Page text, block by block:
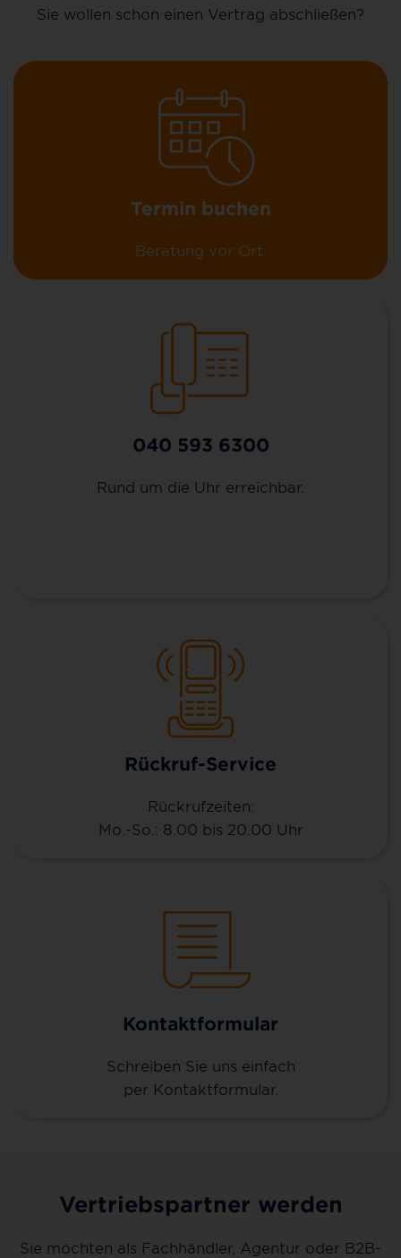
Sie wollen schon einen Vertrag abschließen?
Termin buchen
Beratung vor Ort.
040 593 6300
Rund um die Uhr erreichbar.
Rückruf-Service
Rückrufzeiten:
Mo.-So.: 8.00 bis 20.00 Uhr
Kontaktformular
Schreiben Sie uns einfach
per Kontaktformular.
Vertriebspartner werden
Sie möchten als Fachhändler, Agentur oder B2B-